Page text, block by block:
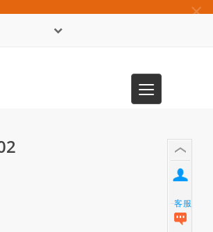
×
Toggle
navigation
客服